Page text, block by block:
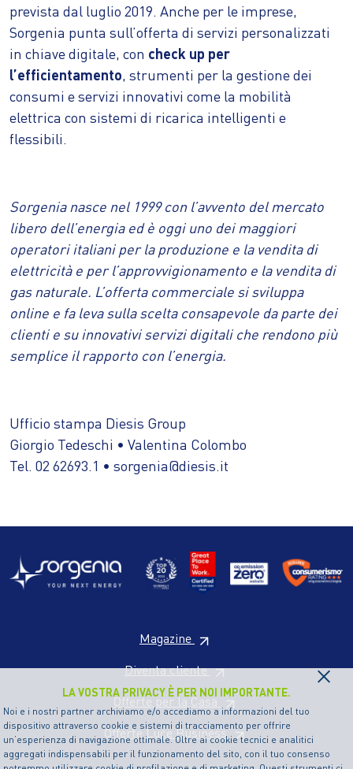
LA VOSTRA PRIVACY È PER NOI IMPORTANTE.
Noi e i nostri partner archiviamo e/o accediamo a informazioni del tuo
dispositivo attraverso cookie e sistemi di tracciamento per offrire
un’esperienza di navigazione ottimale. Oltre ai cookie tecnici e analitici
aggregati indispensabili per il funzionamento del sito, con il tuo consenso
×
prevista dal luglio 2019. Anche per le imprese,
Sorgenia punta sull’offerta di servizi personalizzati
in chiave digitale, con check up per
l’efficientamento, strumenti per la gestione dei
consumi e servizi innovativi come la mobilità
elettrica con sistemi di ricarica intelligenti e
flessibili.
Sorgenia nasce nel 1999 con l’avvento del mercato
libero dell’energia ed è oggi uno dei maggiori
operatori italiani per la produzione e la vendita di
elettricità e per l’approvvigionamento e la vendita di
gas naturale. L’offerta commerciale si sviluppa
online e fa leva sulla scelta consapevole da parte dei
clienti e su innovativi servizi digitali che rendono più
semplice il rapporto con l’energia.
Ufficio stampa Diesis Group
Giorgio Tedeschi • Valentina Colombo
Tel. 02 62693.1 • sorgenia@diesis.it
Magazine
Diventa cliente
Offerte per la Casa
Offerte Luce Business